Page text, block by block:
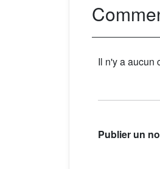
Il n'y a aucun
Publier un